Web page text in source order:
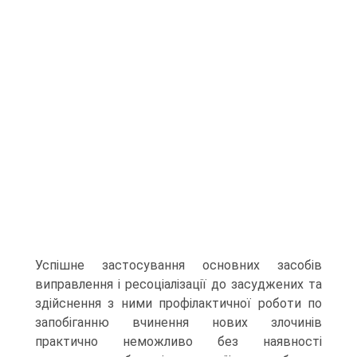
Успішне застосування основних засобів
виправлення і ресоціалізації до засуджених та
здійснення з ними профілактичної роботи по
запобіганню вчинення нових злочинів
практично неможливо без наявності